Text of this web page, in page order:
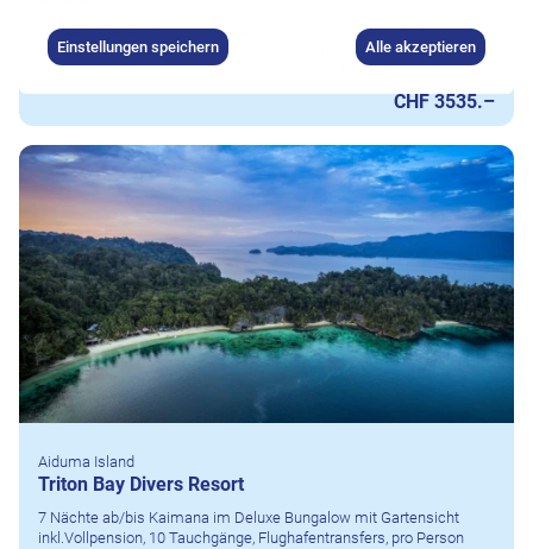
7 Nächte ab/bis Sorong im Doppelbungalow Standard inkl.
Vollpension, 3 Bootstauchtänge und eine Nachttauchgang pro Tag,
unlimitiertes Tauchen am Hausriff, Flughafentransfers, pro Person
CHF 3535.–
Aiduma Island
Triton Bay Divers Resort
7 Nächte ab/bis Kaimana im Deluxe Bungalow mit Gartensicht
inkl.Vollpension, 10 Tauchgänge, Flughafentransfers, pro Person
Einstellungen speichern Alle akzeptieren